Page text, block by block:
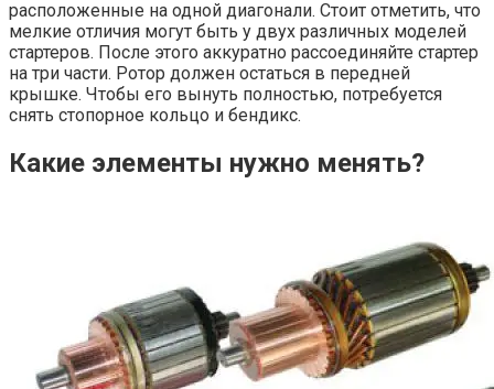
расположенные на одной диагонали. Стоит отметить, что
мелкие отличия могут быть у двух различных моделей
стартеров. После этого аккуратно рассоединяйте стартер
на три части. Ротор должен остаться в передней
крышке. Чтобы его вынуть полностью, потребуется
снять стопорное кольцо и бендикс.
Какие элементы нужно менять?